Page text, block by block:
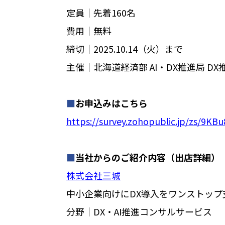
定員│先着160名
費用│無料
締切│2025.10.14（火）まで
主催│北海道経済部 AI・DX推進局 DX
■お申込みはこちら
https://survey.zohopublic.jp/zs/
■当社からのご紹介内容（出店詳細）
株式会社三城
中小企業向けにDX導入をワンストップ
分野│DX・AI推進コンサルサービス